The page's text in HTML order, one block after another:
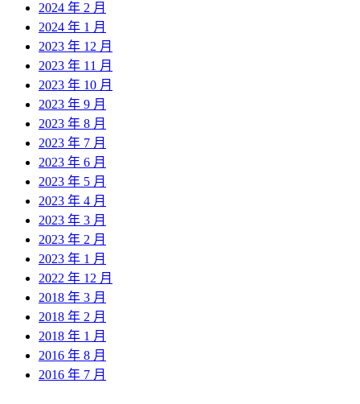
2024 年 2 月
2024 年 1 月
2023 年 12 月
2023 年 11 月
2023 年 10 月
2023 年 9 月
2023 年 8 月
2023 年 7 月
2023 年 6 月
2023 年 5 月
2023 年 4 月
2023 年 3 月
2023 年 2 月
2023 年 1 月
2022 年 12 月
2018 年 3 月
2018 年 2 月
2018 年 1 月
2016 年 8 月
2016 年 7 月